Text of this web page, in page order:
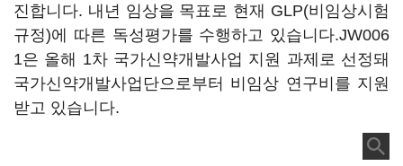
진합니다. 내년 임상을 목표로 현재 GLP(비임상시험
규정)에 따른 독성평가를 수행하고 있습니다.JW006
1은 올해 1차 국가신약개발사업 지원 과제로 선정돼
국가신약개발사업단으로부터 비임상 연구비를 지원
받고 있습니다.